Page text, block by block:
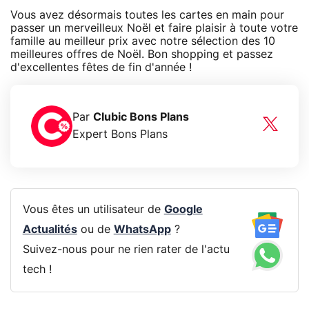
Vous avez désormais toutes les cartes en main pour
passer un merveilleux Noël et faire plaisir à toute votre
famille au meilleur prix avec notre sélection des 10
meilleures offres de Noël. Bon shopping et passez
d'excellentes fêtes de fin d'année !
Par Clubic Bons Plans
Expert Bons Plans
Vous êtes un utilisateur de Google
Actualitésou de WhatsApp?
Suivez-nous pour ne rien rater de l'actu
tech !